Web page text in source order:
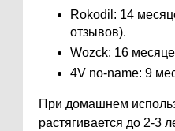
Rokodil: 14
отзывов).
Wozck: 16
4V no-name: 9
При домашнем
растягивается до 2-3